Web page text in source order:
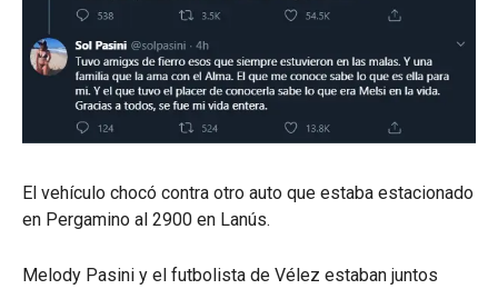
El vehículo chocó contra otro auto que estaba estacionado
en Pergamino al 2900 en Lanús.
Melody Pasini y el futbolista de Vélez estaban juntos